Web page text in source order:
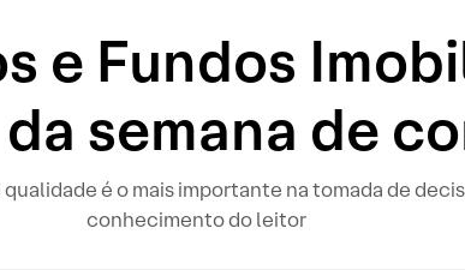
e Fundos
semana de
é o mais importante na tomada de
conhecimento do leitor